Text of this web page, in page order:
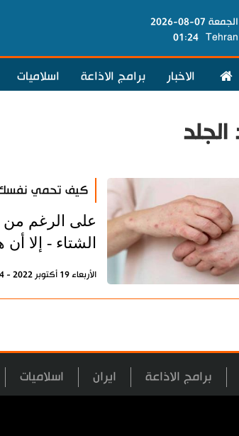
الجمعة 07-08-2026
Tehran
01:24
الاخبار برامج الاذاعة اسلاميات
الجلد
كيف تحمي نفسك
على الرغم من
الشتاء - إلا
الأربعاء 19 أكتوبر 2022 - 10:44 بتوقيت طهران
برامج الاذاعة ايران اسلاميات